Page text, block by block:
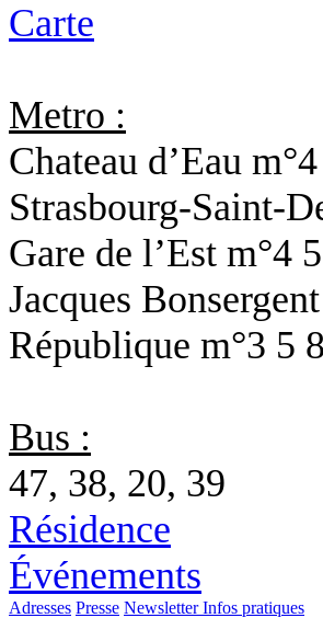
Carte
Metro :
Chateau d’Eau m°4
Strasbourg-Saint-
Gare de l’Est m°4
Jacques Bonsergent
République m°3 5
Bus :
47, 38, 20, 39
Résidence
Événements
Adresses Presse NewsletterInfos pratiques